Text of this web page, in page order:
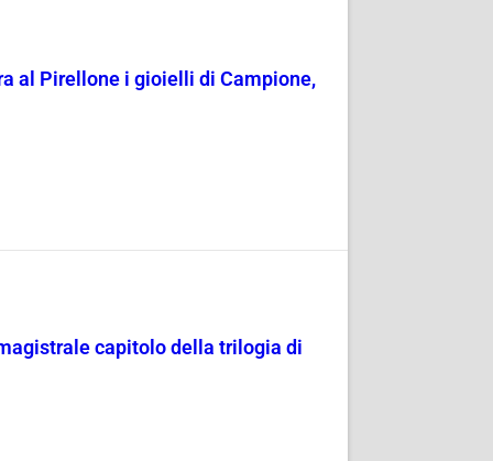
al Pirellone i gioielli di Campione,
capitolo della trilogia di